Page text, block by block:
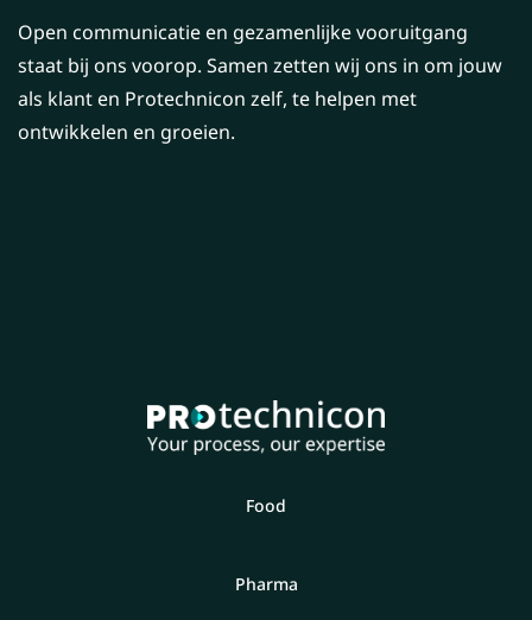
Open communicatie en gezamenlijke vooruitgang
staat bij ons voorop. Samen zetten wij ons in om jouw
als klant en Protechnicon zelf, te helpen met
ontwikkelen en groeien.
Food
Pharma